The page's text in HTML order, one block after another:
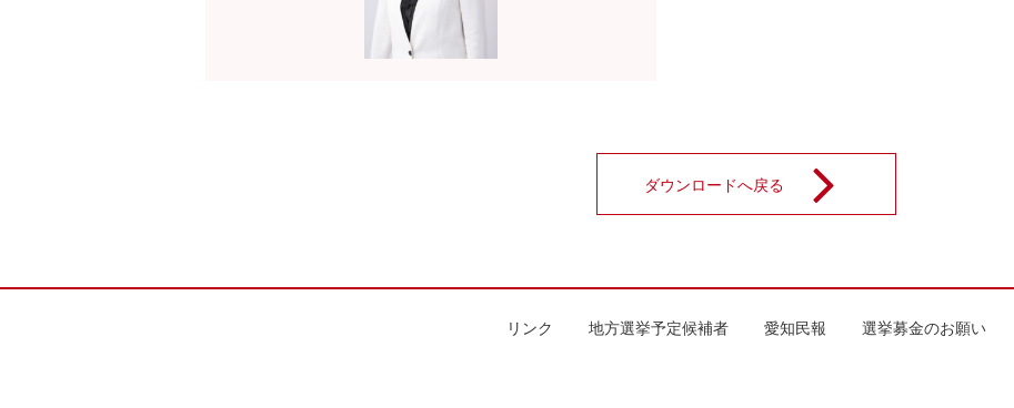
ダウンロードへ戻る
リンク 地方選挙予定候補者 愛知民報 選挙募金のお願い